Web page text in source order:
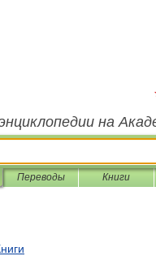
на
Переводы Книги